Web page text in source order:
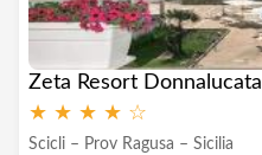
Zeta Resort Donnalucata
★ ★ ★ ★ ☆
Scicli – Prov Ragusa – Sicilia